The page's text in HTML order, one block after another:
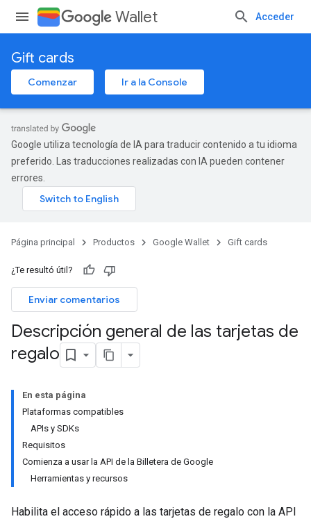
Wallet Acceder
Gift cards
Comenzar Ir a la Console
Google utiliza tecnología de IA para traducir contenido a tu idioma
preferido. Las traducciones realizadas con IA pueden contener
errores.
Página principal Productos Google Wallet Gift cards
¿Te resultó útil?
Enviar comentarios
Descripción general de las tarjetas de
regalo
En esta página
Plataformas compatibles
APIs y SDKs
Requisitos
Comienza a usar la API de la Billetera de Google
Herramientas y recursos
Habilita el acceso rápido a las tarjetas de regalo con la API